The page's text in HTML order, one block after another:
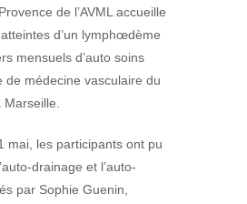
de l’AVML accueille
d’un lymphœdème
mensuels d’auto soins
de médecine vasculaire du
mai, les participants ont pu
drainage et l’auto-
par Sophie Guenin,